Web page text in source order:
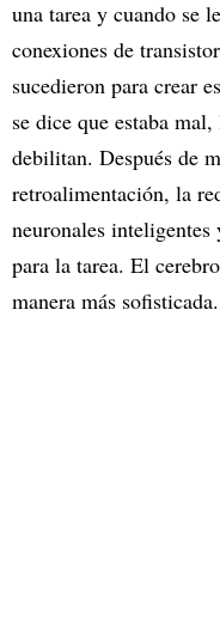
una tarea y cuando se
conexiones de
sucedieron para crear
se dice que estaba
debilitan. Después de
retroalimentación, la
neuronales
para la tarea. El
manera más sofisticada.